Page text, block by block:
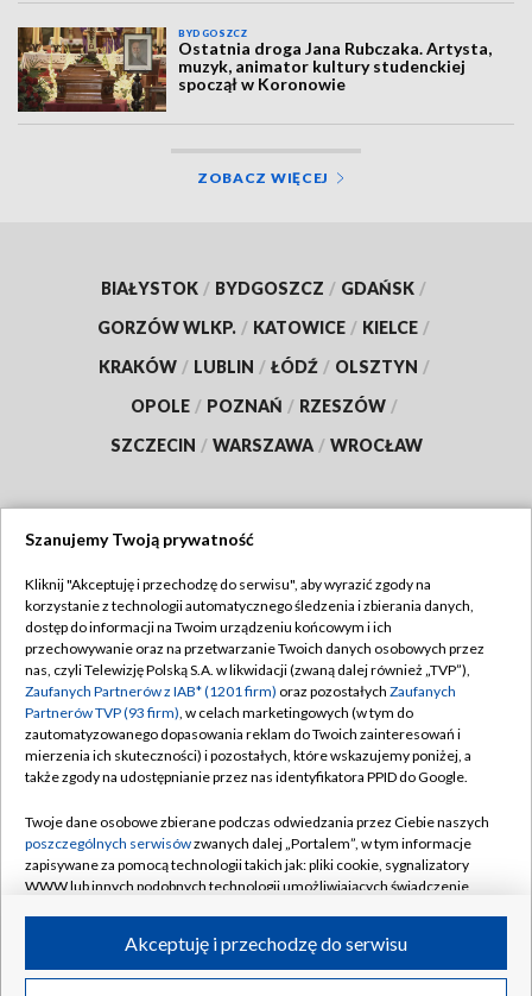
BYDGOSZCZ
Ostatnia droga Jana Rubczaka. Artysta,
muzyk, animator kultury studenckiej
spoczął w Koronowie
ZOBACZ WIĘCEJ
BIAŁYSTOK / BYDGOSZCZ / GDAŃSK /
GORZÓW WLKP. / KATOWICE / KIELCE /
KRAKÓW / LUBLIN / ŁÓDŹ / OLSZTYN /
OPOLE / POZNAŃ / RZESZÓW /
SZCZECIN / WARSZAWA / WROCŁAW
TVP
Abonament TVP
Emisja w TVP
Centrum informacji TVP
Naziemna Telewizja Cyfrowa
Rada Programowa
System NOS
Informacje o nadawcy
Program dla prasy
Regulamin TVP
Polityka prywatności
Moje zgody
Pomoc
Kontakt
Kanały
©2026 Telewizja Polska S.A. w likwidacji
Szanujemy Twoją prywatność
Kliknij "Akceptuję i przechodzę do serwisu", aby wyrazić zgody na
korzystanie z technologii automatycznego śledzenia i zbierania danych,
dostęp do informacji na Twoim urządzeniu końcowym i ich
przechowywanie oraz na przetwarzanie Twoich danych osobowych przez
nas, czyli Telewizję Polską S.A. w likwidacji (zwaną dalej również „TVP”),
Zaufanych Partnerów z IAB* (1201 firm) oraz pozostałych Zaufanych
Partnerów TVP (93 firm), w celach marketingowych (w tym do
zautomatyzowanego dopasowania reklam do Twoich zainteresowań i
mierzenia ich skuteczności) i pozostałych, które wskazujemy poniżej, a
także zgody na udostępnianie przez nas identyfikatora PPID do Google.
Twoje dane osobowe zbierane podczas odwiedzania przez Ciebie naszych
poszczególnych serwisówzwanych dalej „Portalem”, w tym informacje
zapisywane za pomocą technologii takich jak: pliki cookie, sygnalizatory
WWW lub innych podobnych technologii umożliwiających świadczenie
ruchu w Internecie.Akceptuję i przechodzę do serwisu